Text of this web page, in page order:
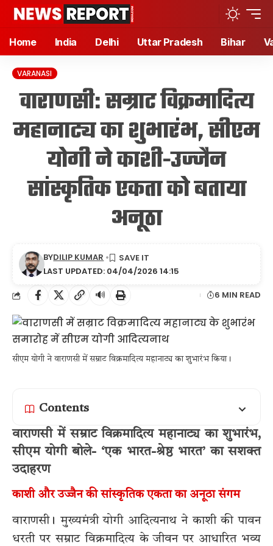
Home India Delhi Uttar Pradesh Bihar
VARANASI
वाराणसी: सम्राट विक्रमादित्य
महानाट्य का शुभारंभ, सीएम
योगी ने काशी-उज्जैन
सांस्कृतिक एकता को बताया
अनूठा
LAST UPDATED: 04/04/2026 14:15
BYDILIP KUMAR
🔊 6 MIN READ
सीएम योगी ने वाराणसी में सम्राट विक्रमादित्य महानाट्य का शुभारंभ किया।
Contents
वाराणसी में सम्राट विक्रमादित्य महानाट्य का शुभारंभ,
सीएम योगी बोले- ‘एक भारत-श्रेष्ठ भारत’ का सशक्त
उदाहरण
काशी और उज्जैन की सांस्कृतिक एकता का अनूठा संगम
वाराणसी। मुख्यमंत्री योगी आदित्यनाथ ने काशी की पावन
धरती पर सम्राट विक्रमादित्य के जीवन पर आधारित भव्य